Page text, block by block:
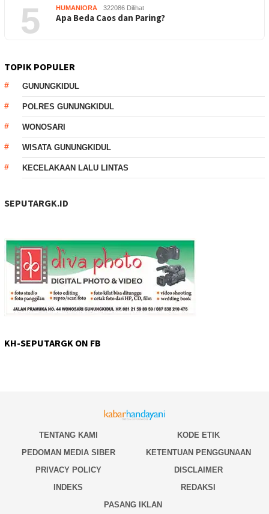
5 HUMANIORA 322086 Dilihat
Apa Beda Caos dan Paring?
TOPIK POPULER
GUNUNGKIDUL
POLRES GUNUNGKIDUL
WONOSARI
WISATA GUNUNGKIDUL
KECELAKAAN LALU LINTAS
SEPUTARGK.ID
KH-SEPUTARGK ON FB
TENTANG KAMI
KODE ETIK
PEDOMAN MEDIA SIBER
KETENTUAN PENGGUNAAN
PRIVACY POLICY
DISCLAIMER
INDEKS
REDAKSI
PASANG IKLAN